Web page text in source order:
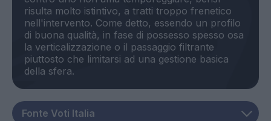
risulta molto istintivo, a tratti troppo frenetico
nell'intervento. Come detto, essendo un profilo
di buona qualità, in fase di possesso spesso osa
la verticalizzazione o il passaggio filtrante
piuttosto che limitarsi ad una gestione basica